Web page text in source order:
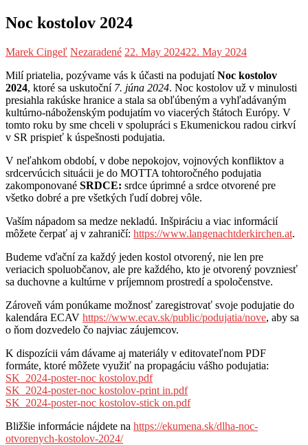
Noc kostolov 2024
Marek Cingeľ Nezaradené 22. May 202422. May 2024
Milí priatelia, pozývame vás k účasti na podujatíNoc kostolov
2024, ktoré sa uskutoční 7. júna 2024. Noc kostolov už v minulosti
presiahla rakúske hranice a stala sa obľúbeným a vyhľadávaným
kultúrno-náboženským podujatím vo viacerých štátoch Európy. V
tomto roku by sme chceli v spolupráci s Ekumenickou radou cirkví
v SR prispieť k úspešnosti podujatia.
V neľahkom období, v dobe nepokojov, vojnových konfliktov a
srdcervúcich situácii je do MOTTA tohtoročného podujatia
zakomponované SRDCE: srdce úprimné a srdce otvorené pre
všetko dobré a pre všetkých ľudí dobrej vôle.
Vaším nápadom sa medze nekladú. Inšpiráciu a viac informácií
môžete čerpať aj v zahraničí: https://www.langenachtderkirchen.at.
Budeme vďační za každý jeden kostol otvorený, nie len pre
veriacich spoluobčanov, ale pre každého, kto je otvorený povzniesť
sa duchovne a kultúrne v príjemnom prostredí a spoločenstve.
Zároveň vám ponúkame možnosť zaregistrovať svoje podujatie do
kalendára ECAV https://www.ecav.sk/public/podujatia/nove, aby sa
o ňom dozvedelo čo najviac záujemcov.
K dispozícii vám dávame aj materiály v editovateľnom PDF
formáte, ktoré môžete využiť na propagáciu vášho podujatia:
SK_2024-poster-noc kostolov.pdf
SK_2024-poster-noc kostolov-print in.pdf
SK_2024-poster-noc kostolov-stick on.pdf
Bližšie informácie nájdete na https://ekumena.sk/dlha-noc-
otvorenych-kostolov-2024/